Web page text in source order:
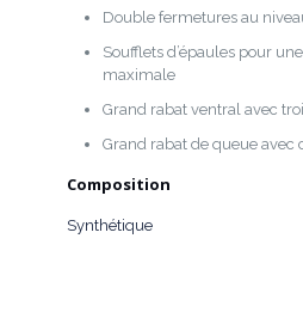
Double fermetures au
Soufflets d’épaules pour
maximale
Grand rabat ventral avec
Grand rabat de queue avec
Composition
Synthétique